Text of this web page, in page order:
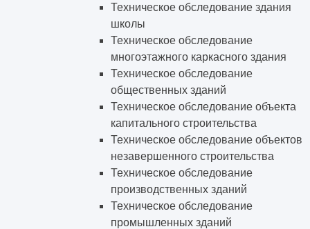
Техническое обследование здания
школы
Техническое обследование
многоэтажного каркасного здания
Техническое обследование
общественных зданий
Техническое обследование объекта
капитального строительства
Техническое обследование объектов
незавершенного строительства
Техническое обследование
производственных зданий
Техническое обследование
промышленных зданий